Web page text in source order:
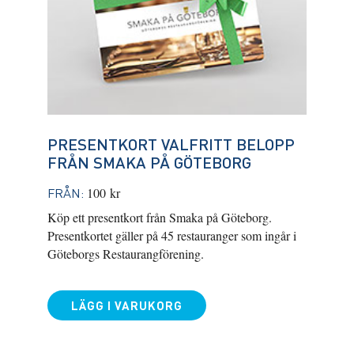
PRESENTKORT VALFRITT BELOPP
FRÅN SMAKA PÅ GÖTEBORG
FRÅN: 100 kr
Köp ett presentkort från Smaka på Göteborg.
Presentkortet gäller på 45 restauranger som ingår i
Göteborgs Restaurangförening.
LÄGG I VARUKORG